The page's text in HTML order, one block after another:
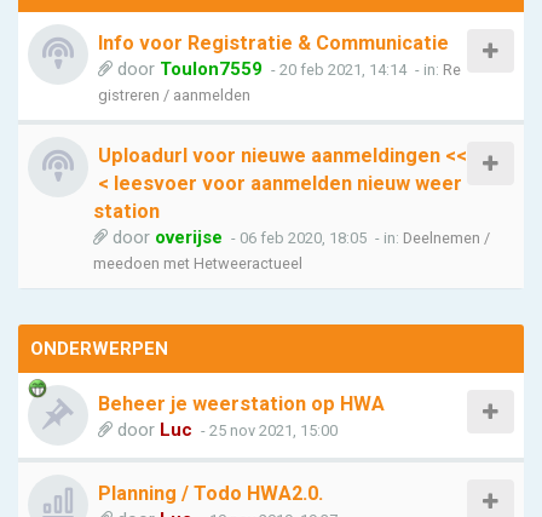
Info voor Registratie & Communicatie
door Toulon7559 - 20 feb 2021, 14:14 - in: Re
gistreren / aanmelden
Uploadurl voor nieuwe aanmeldingen <<
< leesvoer voor aanmelden nieuw weer
station
door overijse - 06 feb 2020, 18:05 - in: Deelnemen /
meedoen met Hetweeractueel
ONDERWERPEN
Beheer je weerstation op HWA
door Luc - 25 nov 2021, 15:00
Planning / Todo HWA2.0.